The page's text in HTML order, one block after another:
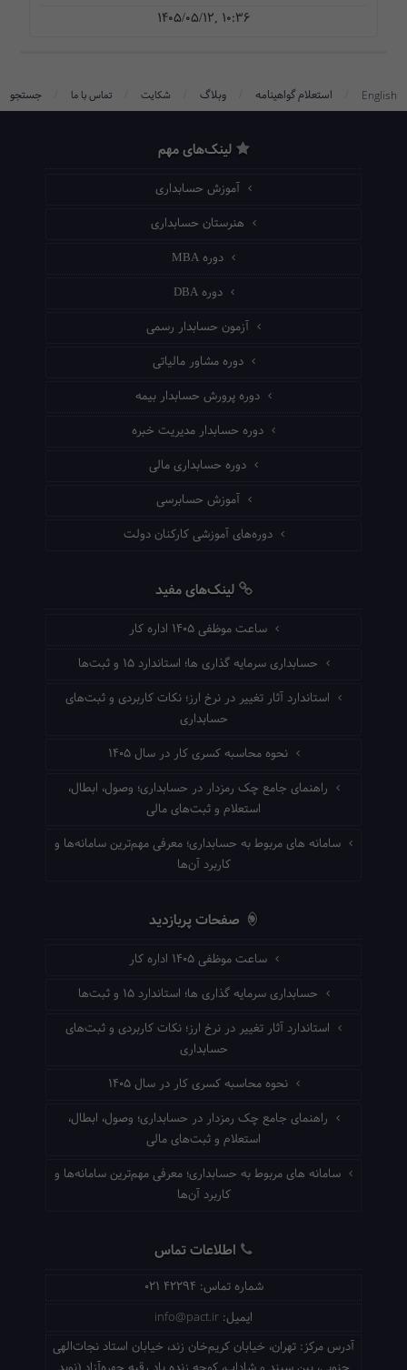
1405/05/12, 10:36
English استعلام گواهینامه وبلاگ شکایت تماس با ما جستجو
لینک‌های مهم
آموزش حسابداری
هنرستان حسابداری
دوره MBA
دوره DBA
آزمون حسابدار رسمی
دوره مشاور مالیاتی
دوره پرورش حسابدار بیمه
دوره حسابدار مدیریت خبره
دوره حسابداری مالی
آموزش حسابرسی
دوره‌های آموزشی کارکنان دولت
لینک‌های مفید
ساعت موظفی ۱۴۰۵ اداره کار
حسابداری سرمایه گذاری ها؛ استاندارد ۱۵ و ثبت‌ها
استاندارد آثار تغییر در نرخ ارز؛ نکات کاربردی و ثبت‌های
حسابداری
نحوه محاسبه کسری کار در سال ۱۴۰۵
راهنمای جامع چک رمزدار در حسابداری؛ وصول، ابطال،
استعلام و ثبت‌های مالی
سامانه های مربوط به حسابداری؛ معرفی مهم‌ترین سامانه‌ها و
کاربرد آن‌ها
صفحات پربازدید
ساعت موظفی ۱۴۰۵ اداره کار
حسابداری سرمایه گذاری ها؛ استاندارد ۱۵ و ثبت‌ها
استاندارد آثار تغییر در نرخ ارز؛ نکات کاربردی و ثبت‌های
حسابداری
نحوه محاسبه کسری کار در سال ۱۴۰۵
راهنمای جامع چک رمزدار در حسابداری؛ وصول، ابطال،
استعلام و ثبت‌های مالی
سامانه های مربوط به حسابداری؛ معرفی مهم‌ترین سامانه‌ها و
کاربرد آن‌ها
اطلاعات تماس
شماره تماس: 021 42294
ایمیل: info@pact.ir
آدرس مرکز: تهران، خیابان کریم‌خان زند، خیابان استاد نجات‌الهی